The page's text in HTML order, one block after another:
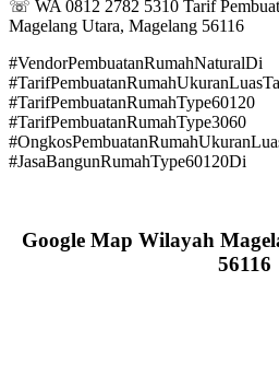
☏ WA 0812 2782 5310 Tarif
Magelang Utara, Magelang 56116
#VendorPembuatanRumahNaturalDi
#TarifPembuatanRumahType60120
#TarifPembuatanRumahType3060
#JasaBangunRumahType60120Di
Google Map Wilayah
56116